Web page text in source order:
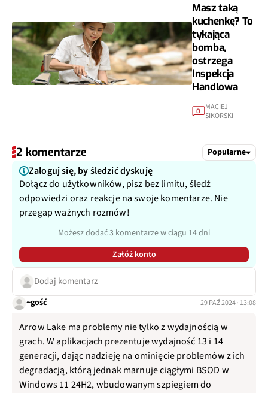
Masz taką
kuchenkę? To
tykająca
bomba,
ostrzega
Inspekcja
Handlowa
0
MACIEJ
SIKORSKI
2 komentarze Popularne
Zaloguj się, by śledzić dyskuję
Dołącz do użytkowników, pisz bez limitu, śledź
odpowiedzi oraz reakcje na swoje komentarze. Nie
przegap ważnych rozmów!
Możesz dodać 3 komentarze w ciągu 14 dni
Załóż konto
Dodaj komentarz
~gość 29 PAŹ 2024 · 13:08
Arrow Lake ma problemy nie tylko z wydajnością w
grach. W aplikacjach prezentuje wydajność 13 i 14
generacji, dając nadzieję na ominięcie problemów z ich
degradacją, którą jednak marnuje ciągłymi BSOD w
Windows 11 24H2, wbudowanym szpiegiem do